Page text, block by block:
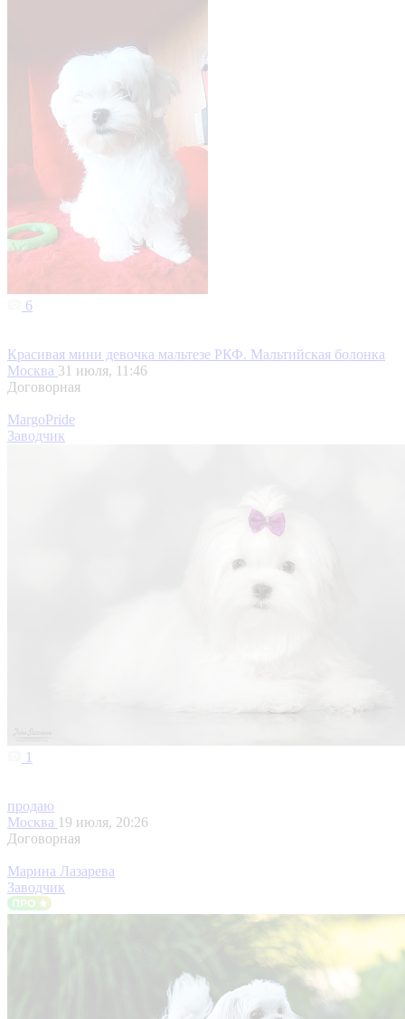
6
Красивая мини девочка мальтезе РКФ. Мальтийская болонка
Москва 31 июля, 11:46
Договорная
MargoPride
Заводчик
1
продаю
Москва 19 июля, 20:26
Договорная
Марина Лазарева
Заводчик